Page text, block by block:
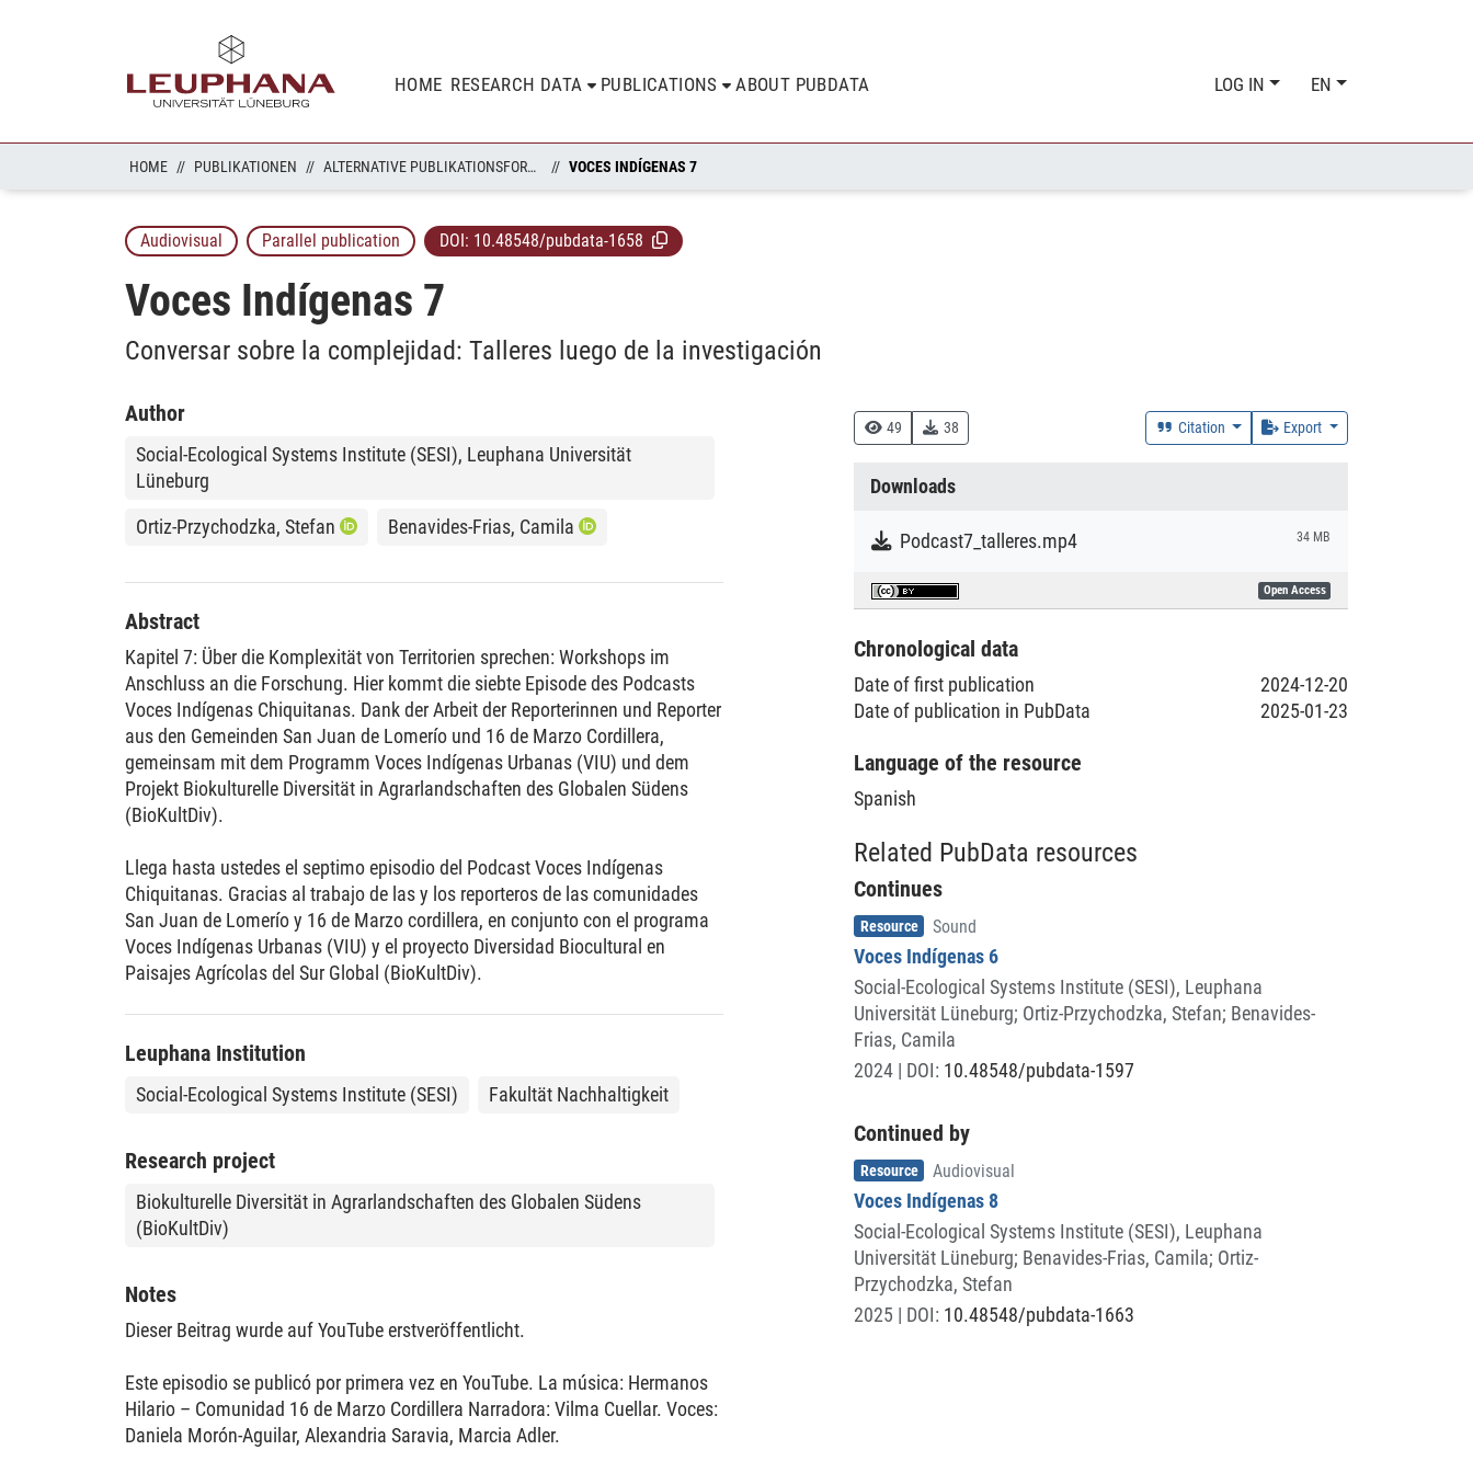
HOME RESEARCH DATA PUBLICATIONS ABOUT PUBDATA LOG IN EN
HOME PUBLIKATIONEN ALTERNATIVE PUBLIKATIONSFORMATE VOCES INDÍGENAS 7
Audiovisual Parallel publication DOI: 10.48548/pubdata-1658
Voces Indígenas 7
Conversar sobre la complejidad: Talleres luego de la investigación
49 38 Citation Export
Downloads
Podcast7_talleres.mp4 34 MB
Open Access
Chronological data
Date of first publication
2024-12-20
Date of publication in PubData
2025-01-23
Language of the resource
Spanish
Related PubData resources
Continues
Item type
Resource , Sound
Voces Indígenas 6
Social-Ecological Systems Institute (SESI), Leuphana
Universität Lüneburg; Ortiz-Przychodzka, Stefan; Benavides-
Frias, Camila
2024 | DOI: 10.48548/pubdata-1597
Continued by
Item type
Resource , Audiovisual
Voces Indígenas 8
Social-Ecological Systems Institute (SESI), Leuphana
Universität Lüneburg; Benavides-Frias, Camila; Ortiz-
Przychodzka, Stefan
2025 | DOI: 10.48548/pubdata-1663
Author
Social-Ecological Systems Institute (SESI), Leuphana Universität
Lüneburg
Ortiz-Przychodzka, Stefan
Benavides-Frias, Camila
Abstract
Kapitel 7: Über die Komplexität von Territorien sprechen: Workshops im
Anschluss an die Forschung. Hier kommt die siebte Episode des Podcasts
Voces Indígenas Chiquitanas. Dank der Arbeit der Reporterinnen und Reporter
aus den Gemeinden San Juan de Lomerío und 16 de Marzo Cordillera,
gemeinsam mit dem Programm Voces Indígenas Urbanas (VIU) und dem
Projekt Biokulturelle Diversität in Agrarlandschaften des Globalen Südens
(BioKultDiv).
Llega hasta ustedes el septimo episodio del Podcast Voces Indígenas
Chiquitanas. Gracias al trabajo de las y los reporteros de las comunidades
San Juan de Lomerío y 16 de Marzo cordillera, en conjunto con el programa
Voces Indígenas Urbanas (VIU) y el proyecto Diversidad Biocultural en
Paisajes Agrícolas del Sur Global (BioKultDiv).
Leuphana Institution
Social-Ecological Systems Institute (SESI) Fakultät Nachhaltigkeit
Research project
Biokulturelle Diversität in Agrarlandschaften des Globalen Südens
(BioKultDiv)
Notes
Dieser Beitrag wurde auf YouTube erstveröffentlicht.
Este episodio se publicó por primera vez en YouTube. La música: Hermanos
Hilario – Comunidad 16 de Marzo Cordillera Narradora: Vilma Cuellar. Voces:
Daniela Morón-Aguilar, Alexandria Saravia, Marcia Adler.